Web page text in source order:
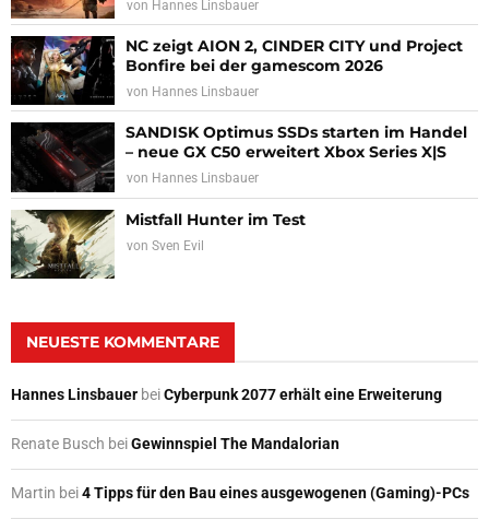
von Hannes Linsbauer
NC zeigt AION 2, CINDER CITY und Project
Bonfire bei der gamescom 2026
von Hannes Linsbauer
SANDISK Optimus SSDs starten im Handel
– neue GX C50 erweitert Xbox Series X|S
von Hannes Linsbauer
Mistfall Hunter im Test
von Sven Evil
NEUESTE KOMMENTARE
Hannes Linsbauer beiCyberpunk 2077 erhält eine Erweiterung
Renate Busch beiGewinnspiel The Mandalorian
Martin bei4 Tipps für den Bau eines ausgewogenen (Gaming)-PCs